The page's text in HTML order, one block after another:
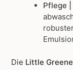
Pflege |
Die Little